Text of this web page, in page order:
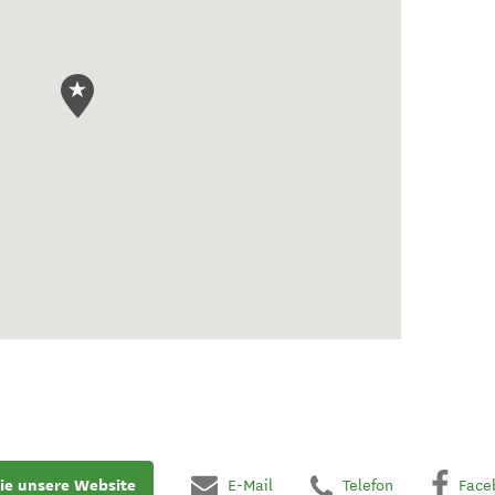
unsere Website E-Mail Telefon